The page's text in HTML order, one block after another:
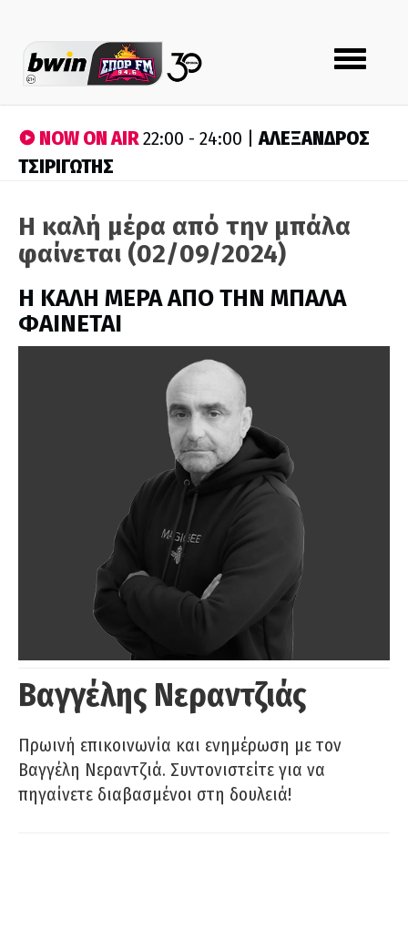
Toggle
navigation
NOW ON AIR22:00 - 24:00 |ΑΛΕΞΑΝΔΡΟΣ
ΤΣΙΡΙΓΩΤΗΣ
Η καλή μέρα από την μπάλα
φαίνεται (02/09/2024)
H ΚΑΛΗ ΜΕΡΑ ΑΠΟ ΤΗΝ ΜΠΑΛΑ
ΦΑΙΝΕΤΑΙ
Βαγγέλης Νεραντζιάς
Πρωινή επικοινωνία και ενημέρωση με τον
Βαγγέλη Νεραντζιά. Συντονιστείτε για να
πηγαίνετε διαβασμένοι στη δουλειά!